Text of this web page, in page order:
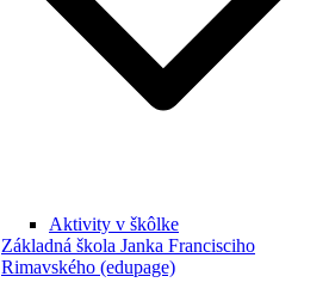
Aktivity v škôlke
Základná škola Janka Francisciho
Rimavského (edupage)